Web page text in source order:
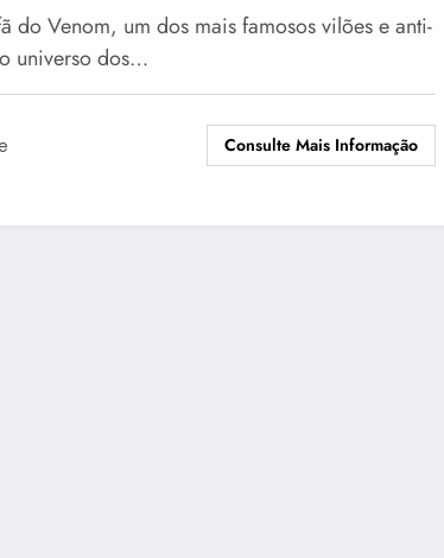
do Venom, um dos mais famosos vilões e anti-
universo dos…
Consulte Mais Informação